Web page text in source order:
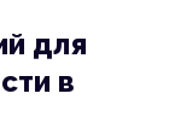
для
в